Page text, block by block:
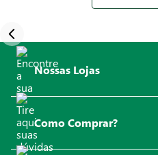
Nossas Lojas
Como Comprar?